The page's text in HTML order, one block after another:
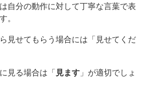
は自分の動作に対して丁寧な言葉で表
。
見せてもらう場合には「見せてくだ
見る場合は「 見ます 」が適切でしょ